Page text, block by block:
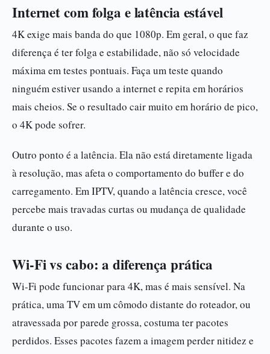
Internet com folga e latência estável
4K exige mais banda do que 1080p. Em geral, o que faz
diferença é ter folga e estabilidade, não só velocidade
máxima em testes pontuais. Faça um teste quando
ninguém estiver usando a internet e repita em horários
mais cheios. Se o resultado cair muito em horário de pico,
o 4K pode sofrer.
Outro ponto é a latência. Ela não está diretamente ligada
à resolução, mas afeta o comportamento do buffer e do
carregamento. Em IPTV, quando a latência cresce, você
percebe mais travadas curtas ou mudança de qualidade
durante o uso.
Wi-Fi vs cabo: a diferença prática
Wi-Fi pode funcionar para 4K, mas é mais sensível. Na
prática, uma TV em um cômodo distante do roteador, ou
atravessada por parede grossa, costuma ter pacotes
perdidos. Esses pacotes fazem a imagem perder nitidez e